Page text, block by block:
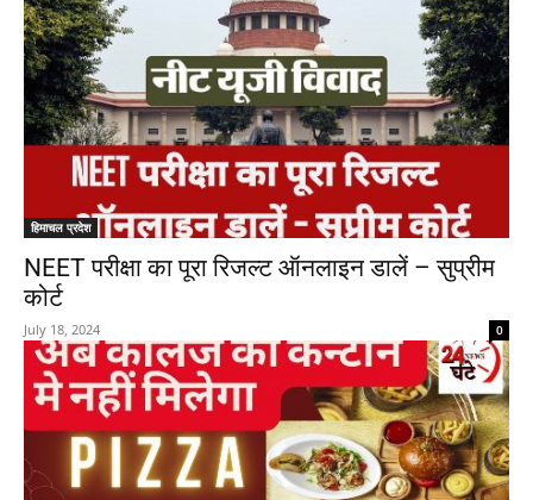
हिमाचल प्रदेश
NEET परीक्षा का पूरा रिजल्ट ऑनलाइन डालें – सुप्रीम
कोर्ट
July 18, 2024 0